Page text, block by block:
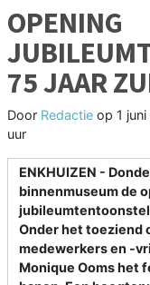
OPENING
75 JAAR
Door Redactie op 1
uur
ENKHUIZEN -
binnenmuseum de
Onder het toeziend
medewerkers en -
Monique Ooms het